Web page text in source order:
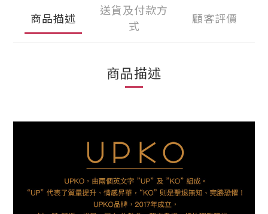
商品描述
送貨及付款方
式
顧客評價
商品描述